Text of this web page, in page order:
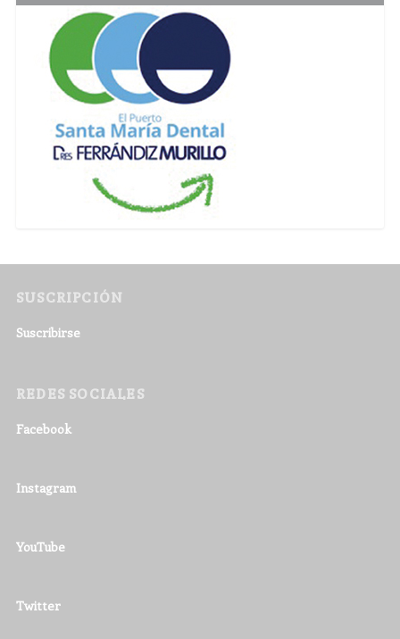
SUSCRIPCIÓN
Suscribirse
REDES SOCIALES
Facebook
Instagram
YouTube
Twitter